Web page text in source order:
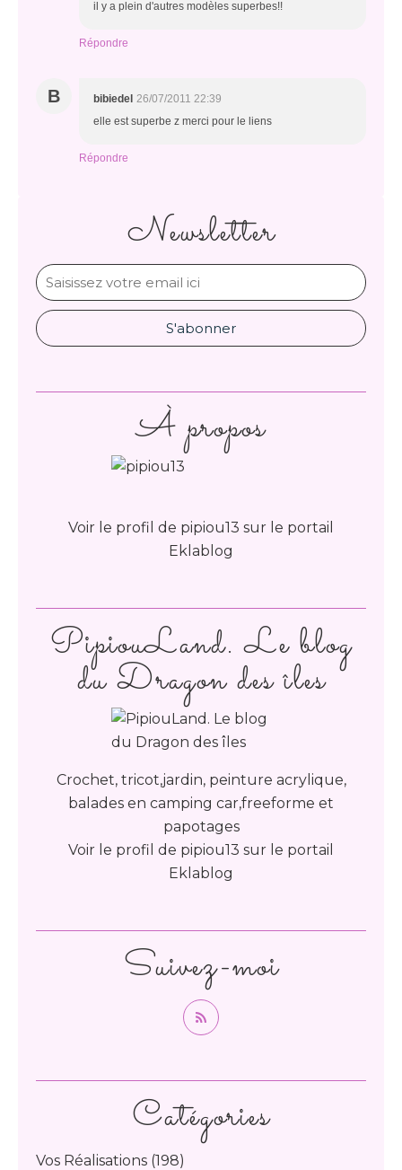
il y a plein d'autres modèles superbes!!
Répondre
B bibiedel 26/07/2011 22:39
elle est superbe z merci pour le liens
Répondre
Newsletter
Catégories
Vos Réalisations (198)
PipiouLand. Le blog
du Dragon des îles
Crochet, tricot,jardin, peinture acrylique,
balades en camping car,freeforme et
papotages
Voir le profil de pipiou13 sur le portail
Eklablog
Suivez-moi
À propos
Voir le profil de pipiou13 sur le portail
Eklablog